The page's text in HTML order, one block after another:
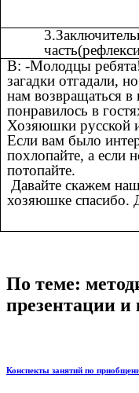
В: -Молодцы
загадки отгадали,
нам возвращаться
понравилось в
Хозяюшки русской
Если вам было
похлопайте, а если
потопайте.
Давайте скажем
хозяюшке спасибо.
По теме:
презентации
Конспекты занятий по